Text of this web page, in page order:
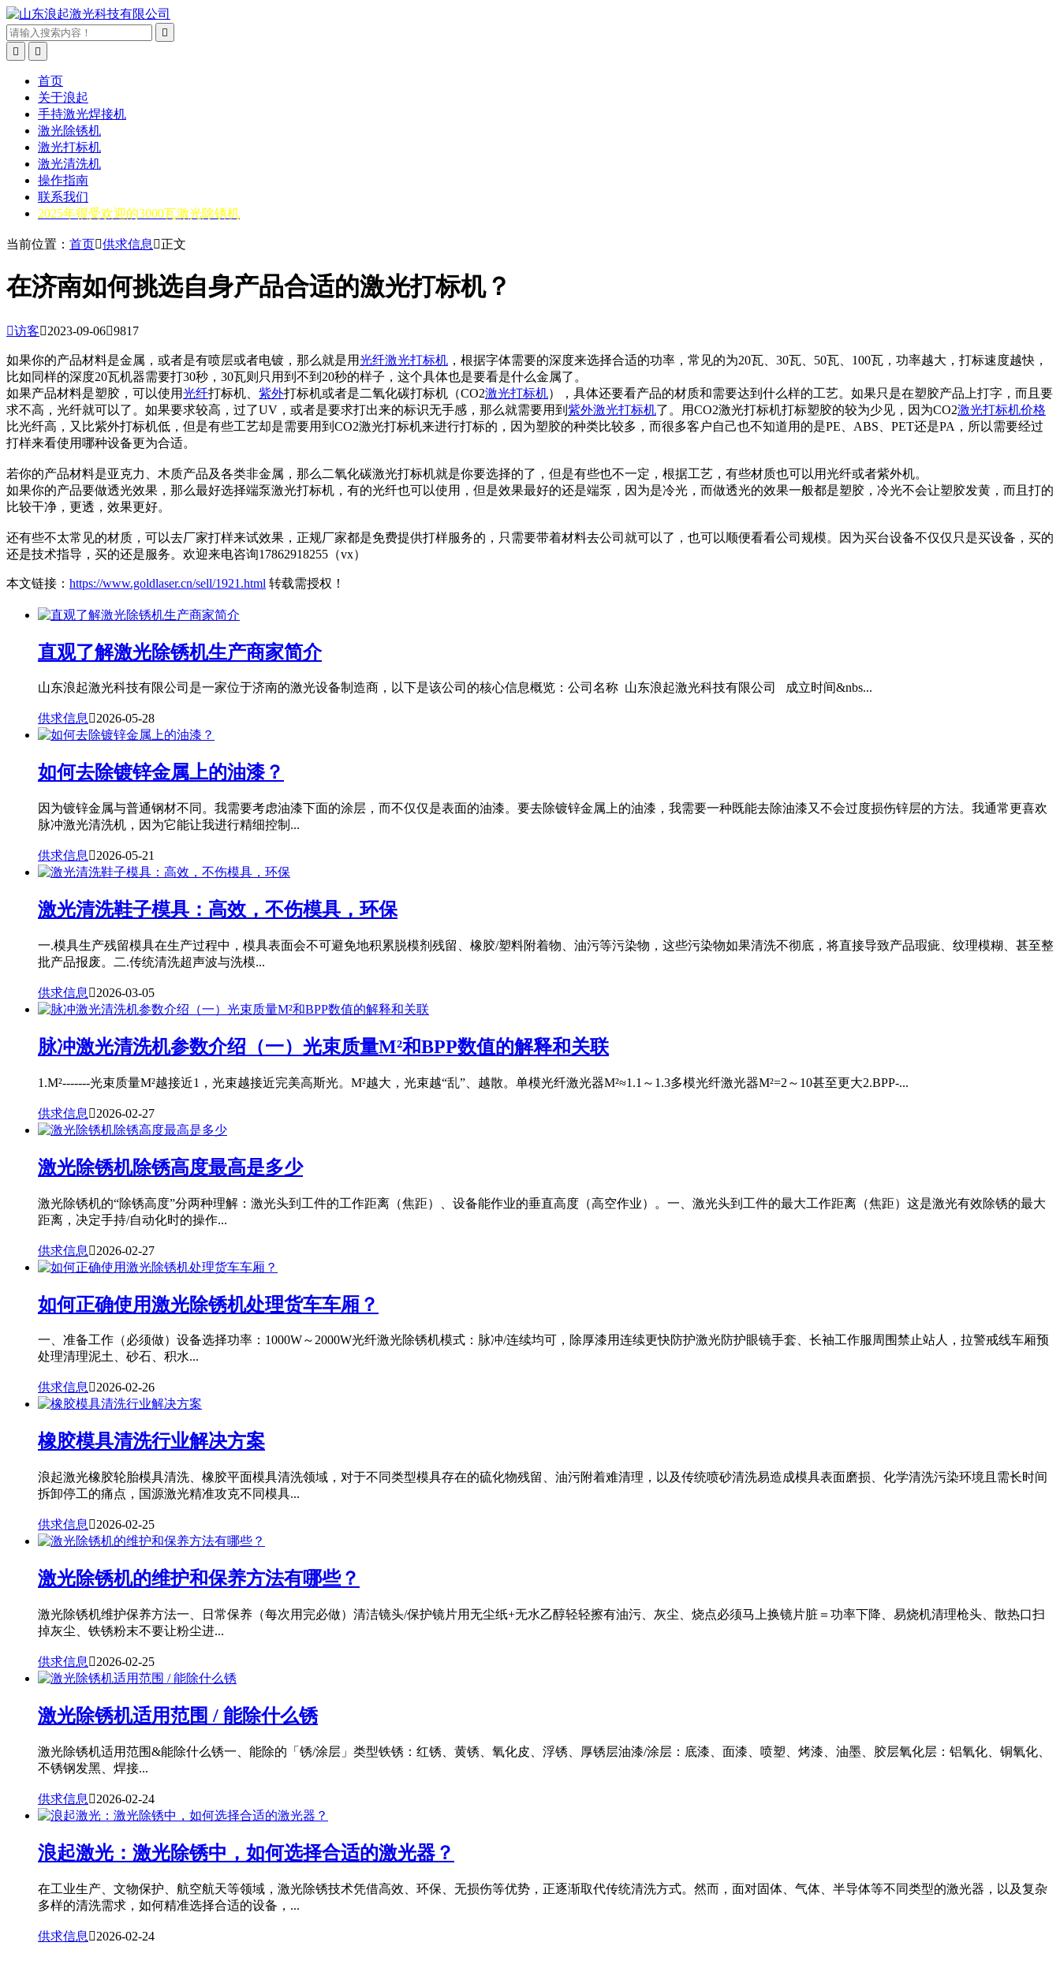



首页
关于浪起
手持激光焊接机
激光除锈机
激光打标机
激光清洗机
操作指南
联系我们
2025年很受欢迎的3000瓦激光除锈机
当前位置： 首页供求信息 正文
在济南如何挑选自身产品合适的激光打标机？
访客2023-09-069817
如果你的产品材料是金属，或者是有喷层或者电镀，那么就是用光纤激光打标机 ，根据字体需要的深度来选择合适的功率，常见的为20瓦、30瓦、50瓦、100瓦，功率越大，打标速度越快，
比如同样的深度20瓦机器需要打30秒，30瓦则只用到不到20秒的样子，这个具体也是要看是什么金属了。
如果产品材料是塑胶，可以使用光纤打标机、 紫外打标机或者是二氧化碳打标机（CO2激光打标机），具体还要看产品的材质和需要达到什么样的工艺。如果只是在塑胶产品上打字，而且要
求不高，光纤就可以了。如果要求较高，过了UV，或者是要求打出来的标识无手感，那么就需要用到 紫外激光打标机了。用CO2激光打标机打标塑胶的较为少见，因为CO2激光打标机价格
比光纤高，又比紫外打标机低，但是有些工艺却是需要用到CO2激光打标机来进行打标的，因为塑胶的种类比较多，而很多客户自己也不知道用的是PE、ABS、PET还是PA，所以需要经过
打样来看使用哪种设备更为合适。
若你的产品材料是亚克力、木质产品及各类非金属，那么二氧化碳激光打标机就是你要选择的了，但是有些也不一定，根据工艺，有些材质也可以用光纤或者紫外机。
如果你的产品要做透光效果，那么最好选择端泵激光打标机，有的光纤也可以使用，但是效果最好的还是端泵，因为是冷光，而做透光的效果一般都是塑胶，冷光不会让塑胶发黄，而且打的
比较干净，更透，效果更好。
还有些不太常见的材质，可以去厂家打样来试效果，正规厂家都是免费提供打样服务的，只需要带着材料去公司就可以了，也可以顺便看看公司规模。因为买台设备不仅仅只是买设备，买的
还是技术指导，买的还是服务。欢迎来电咨询17862918255（vx）
本文链接： https://www.goldlaser.cn/sell/1921.html 转载需授权！
直观了解激光除锈机生产商家简介
山东浪起激光科技有限公司是一家位于济南的激光设备制造商，以下是该公司的核心信息概览：公司名称 山东浪起激光科技有限公司 成立时间&nbs...
供求信息2026-05-28
如何去除镀锌金属上的油漆？
因为镀锌金属与普通钢材不同。我需要考虑油漆下面的涂层，而不仅仅是表面的油漆。要去除镀锌金属上的油漆，我需要一种既能去除油漆又不会过度损伤锌层的方法。我通常更喜欢
脉冲激光清洗机，因为它能让我进行精细控制...
供求信息 2026-05-21
激光清洗鞋子模具：高效，不伤模具，环保
一.模具生产残留模具在生产过程中，模具表面会不可避免地积累脱模剂残留、橡胶/塑料附着物、油污等污染物，这些污染物如果清洗不彻底，将直接导致产品瑕疵、纹理模糊、甚至整
批产品报废。二.传统清洗超声波与洗模...
供求信息 2026-03-05
脉冲激光清洗机参数介绍（一）光束质量M²和BPP数值的解释和关联
1.M²-------光束质量M²越接近1，光束越接近完美高斯光。M²越大，光束越“乱”、越散。单模光纤激光器M²≈1.1～1.3多模光纤激光器M²=2～10甚至更大2.BPP-...
供求信息 2026-02-27
激光除锈机除锈高度最高是多少
激光除锈机的“除锈高度”分两种理解：激光头到工件的工作距离（焦距）、设备能作业的垂直高度（高空作业）。一、激光头到工件的最大工作距离（焦距）这是激光有效除锈的最大
距离，决定手持/自动化时的操作...
供求信息 2026-02-27
如何正确使用激光除锈机处理货车车厢？
一、准备工作（必须做）设备选择功率：1000W～2000W光纤激光除锈机模式：脉冲/连续均可，除厚漆用连续更快防护激光防护眼镜手套、长袖工作服周围禁止站人，拉警戒线车厢预
处理清理泥土、砂石、积水...
供求信息2026-02-26
橡胶模具清洗行业解决方案
浪起激光橡胶轮胎模具清洗、橡胶平面模具清洗领域，对于不同类型模具存在的硫化物残留、油污附着难清理，以及传统喷砂清洗易造成模具表面磨损、化学清洗污染环境且需长时间
拆卸停工的痛点，国源激光精准攻克不同模具...
供求信息 2026-02-25
激光除锈机的维护和保养方法有哪些？
激光除锈机维护保养方法一、日常保养（每次用完必做）清洁镜头/保护镜片用无尘纸+无水乙醇轻轻擦有油污、灰尘、烧点必须马上换镜片脏＝功率下降、易烧机清理枪头、散热口扫
掉灰尘、铁锈粉末不要让粉尘进...
供求信息 2026-02-25
激光除锈机适用范围 / 能除什么锈
激光除锈机适用范围&能除什么锈一、能除的「锈/涂层」类型铁锈：红锈、黄锈、氧化皮、浮锈、厚锈层油漆/涂层：底漆、面漆、喷塑、烤漆、油墨、胶层氧化层：铝氧化、铜氧化、
不锈钢发黑、焊接...
供求信息 2026-02-24
浪起激光：激光除锈中，如何选择合适的激光器？
在工业生产、文物保护、航空航天等领域，激光除锈技术凭借高效、环保、无损伤等优势，正逐渐取代传统清洗方式。然而，面对固体、气体、半导体等不同类型的激光器，以及复杂
多样的清洗需求，如何精准选择合适的设备，...
供求信息 2026-02-24